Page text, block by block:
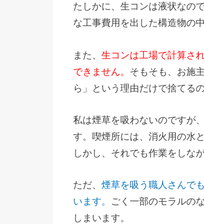
たしかに、生コンは液状なの
な工事費用を出した構造物の
また、 生コンは工場で計算さ
できません。 そもそも、お施
ら」という理由だけで捨てる
私は煙草を吸わないのですが
す。喫煙所には、消火用の水
しかし、それでも作業をしな
ただ、 煙草を吸う職人さんで
います。
ごく一部のモラルの
しまいます。